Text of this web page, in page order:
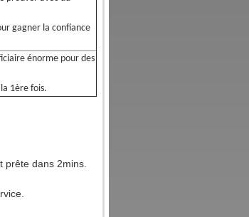
gagner la confiance
énorme pour des
1ère fois.
dans 2mins.